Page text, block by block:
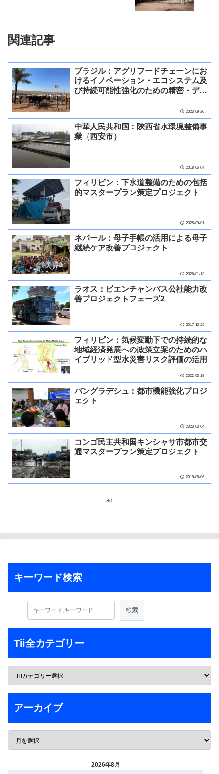
関連記事
ブラジル：アグリフードチェーンにお
けるイノベーション・エコシステム及
び持続可能性強化のための精密・デジ
2023-09-20
中華人民共和国：陝西省水環境整備事
業（西安市）
2018-06-04
フィリピン：下水道整備のための包括
的マスタープラン策定プロジェクト
2025-09-01
ネパール：母子手帳の活用による母子
継続ケア改善プロジェクト
2026-01-13
ラオス：ビエンチャンバス公社能力改
善プロジェクトフェーズ2
2017-12-28
フィリピン：気候変動下での持続的な
地域経済発展への政策立案のためのハ
イブリッド型水災害リスク評価の活用
2022-03-18
バングラデシュ：都市機能強化プロジ
ェクト
2023-03-04
コンゴ民主共和国キンシャサ市都市交
通マスタープラン策定プロジェクト
2018-08-06
ad
キーワード検索
Tii全カテゴリー
アーカイブ
2026年8月